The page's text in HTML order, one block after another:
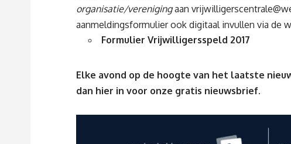
organisatie/verenigingaan
aanmeldingsformulier ook digitaal invullen via de
Formulier Vrijwilligersspeld 2017
Elke avond op de hoogte van het laatste
dan hier in voor onze gratis nieuwsbrief.